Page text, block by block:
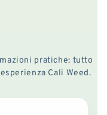
pratiche: tutto
Cali Weed.